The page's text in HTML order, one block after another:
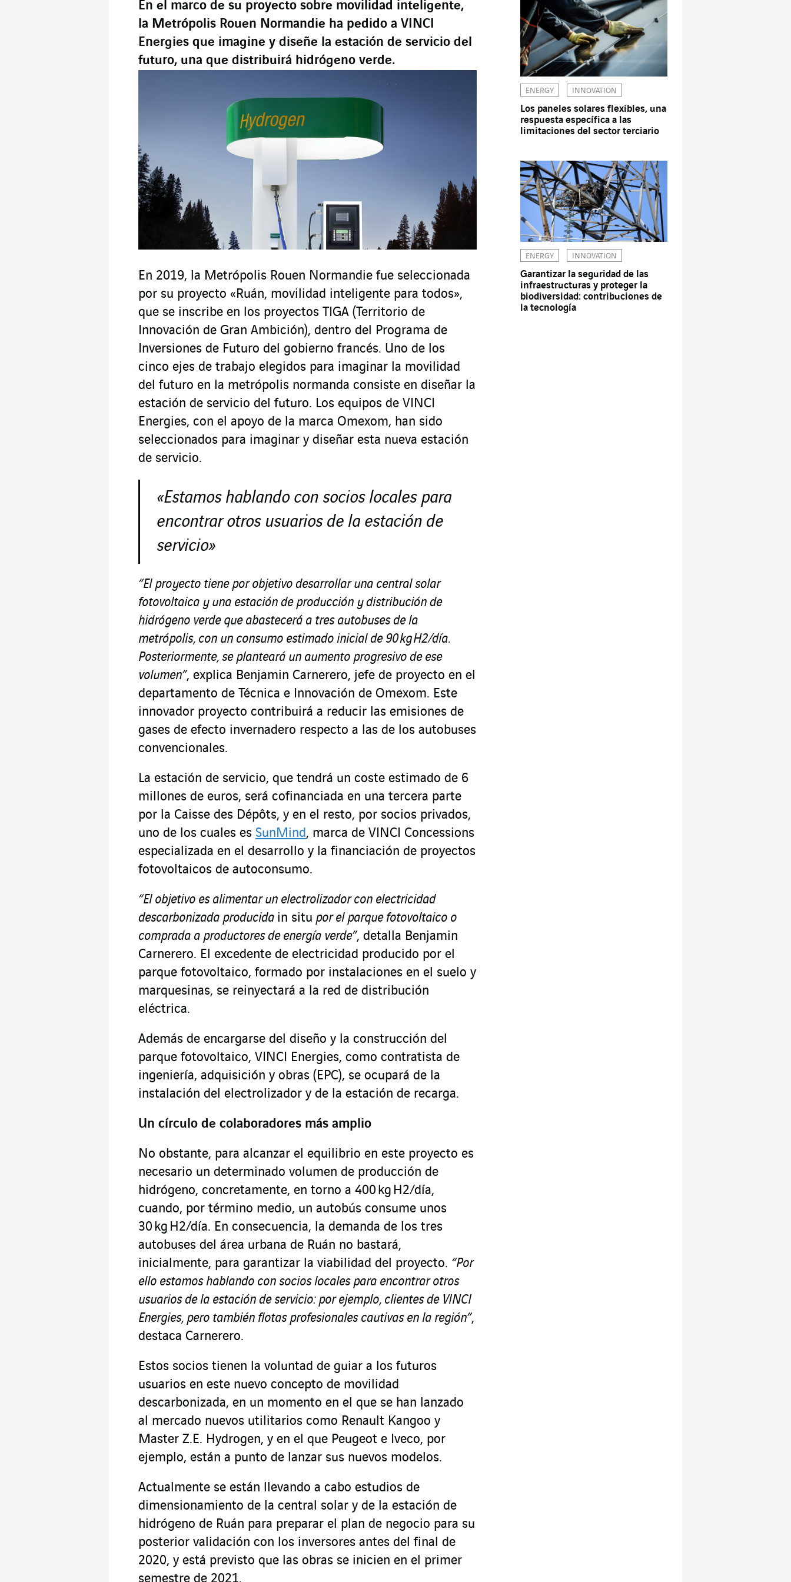
En el marco de su proyecto sobre movilidad inteligente,
la Metrópolis Rouen Normandie ha pedido a VINCI
Energies que imagine y diseñe la estación de servicio del
futuro, una que distribuirá hidrógeno verde.
En 2019, la Metrópolis Rouen Normandie fue seleccionada
por su proyecto «Ruán, movilidad inteligente para todos»,
que se inscribe en los proyectos TIGA (Territorio de
Innovación de Gran Ambición), dentro del Programa de
Inversiones de Futuro del gobierno francés. Uno de los
cinco ejes de trabajo elegidos para imaginar la movilidad
del futuro en la metrópolis normanda consiste en diseñar la
estación de servicio del futuro. Los equipos de VINCI
Energies, con el apoyo de la marca Omexom, han sido
seleccionados para imaginar y diseñar esta nueva estación
de servicio.
«Estamos hablando con socios locales para
encontrar otros usuarios de la estación de
servicio»
“El proyecto tiene por objetivo desarrollar una central solar
fotovoltaica y una estación de producción y distribución de
hidrógeno verde que abastecerá a tres autobuses de la
metrópolis, con un consumo estimado inicial de 90 kg H2/día.
Posteriormente, se planteará un aumento progresivo de ese
volumen”, explica Benjamin Carnerero, jefe de proyecto en el
departamento de Técnica e Innovación de Omexom. Este
innovador proyecto contribuirá a reducir las emisiones de
gases de efecto invernadero respecto a las de los autobuses
convencionales.
La estación de servicio, que tendrá un coste estimado de 6
millones de euros, será cofinanciada en una tercera parte
por la Caisse des Dépôts, y en el resto, por socios privados,
uno de los cuales es SunMind, marca de VINCI Concessions
especializada en el desarrollo y la financiación de proyectos
fotovoltaicos de autoconsumo.
“El objetivo es alimentar un electrolizador con electricidad
descarbonizada producida in situ por el parque fotovoltaico o
comprada a productores de energía verde”, detalla Benjamin
Carnerero. El excedente de electricidad producido por el
parque fotovoltaico, formado por instalaciones en el suelo y
marquesinas, se reinyectará a la red de distribución
eléctrica.
Además de encargarse del diseño y la construcción del
parque fotovoltaico, VINCI Energies, como contratista de
ingeniería, adquisición y obras (EPC), se ocupará de la
instalación del electrolizador y de la estación de recarga.
Un círculo de colaboradores más amplio
No obstante, para alcanzar el equilibrio en este proyecto es
necesario un determinado volumen de producción de
hidrógeno, concretamente, en torno a 400 kg H2/día,
cuando, por término medio, un autobús consume unos
30 kg H2/día. En consecuencia, la demanda de los tres
autobuses del área urbana de Ruán no bastará,
inicialmente, para garantizar la viabilidad del proyecto. “Por
ello estamos hablando con socios locales para encontrar otros
usuarios de la estación de servicio: por ejemplo, clientes de VINCI
Energies, pero también flotas profesionales cautivas en la región”,
destaca Carnerero.
Estos socios tienen la voluntad de guiar a los futuros
usuarios en este nuevo concepto de movilidad
descarbonizada, en un momento en el que se han lanzado
al mercado nuevos utilitarios como Renault Kangoo y
Master Z.E. Hydrogen, y en el que Peugeot e Iveco, por
ejemplo, están a punto de lanzar sus nuevos modelos.
Actualmente se están llevando a cabo estudios de
dimensionamiento de la central solar y de la estación de
hidrógeno de Ruán para preparar el plan de negocio para su
posterior validación con los inversores antes del final de
2020, y está previsto que las obras se inicien en el primer
ENERGY INNOVATION
Los paneles solares flexibles, una
respuesta específica a las
limitaciones del sector terciario
ENERGY INNOVATION
Garantizar la seguridad de las
infraestructuras y proteger la
biodiversidad: contribuciones de
la tecnología